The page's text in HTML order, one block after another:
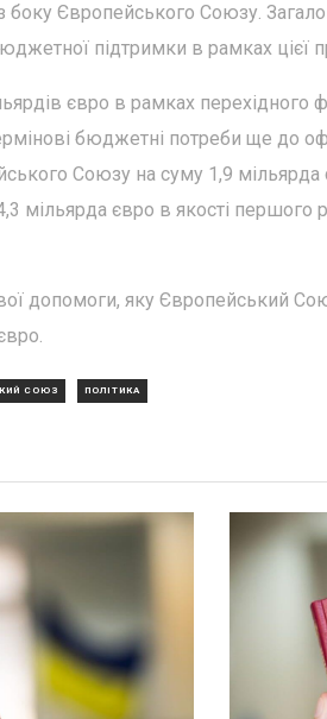
боку Європейського Союзу.
підтримки в рамках цієї
євро в рамках перехідного
бюджетні потреби ще до
Союзу на суму 1,9 мільярда
мільярда євро в якості
допомоги, яку Європейський
СОЮЗ ПОЛІТИКА